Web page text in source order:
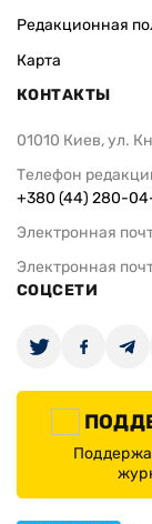
Редакционная
Карта
КОНТАКТЫ
01010 Киев, ул.
Телефон
+380 (44) 280-
Электронная
Электронная
СОЦСЕТИ